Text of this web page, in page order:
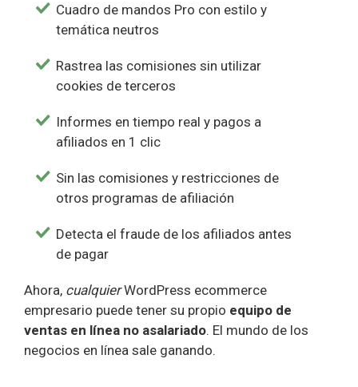
Cuadro de mandos Pro con estilo y
temática neutros
Rastrea las comisiones sin utilizar
cookies de terceros
Informes en tiempo real y pagos a
afiliados en 1 clic
Sin las comisiones y restricciones de
otros programas de afiliación
Detecta el fraude de los afiliados antes
de pagar
Ahora, cualquierWordPress ecommerce
empresario puede tener su propio equipo de
ventas en línea no asalariado. El mundo de los
negocios en línea sale ganando.